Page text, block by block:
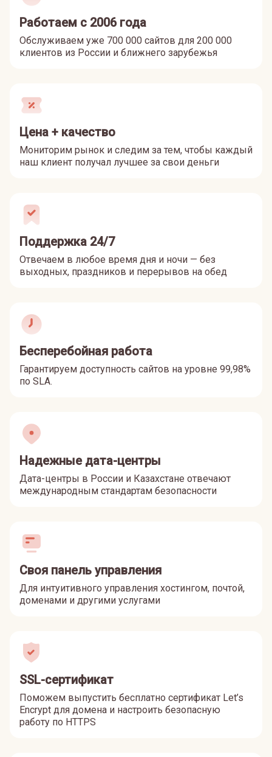
Работаем с 2006 года
Обслуживаем уже 700 000 сайтов для 200 000
клиентов из России и ближнего зарубежья
Цена + качество
Мониторим рынок и следим за тем, чтобы каждый
наш клиент получал лучшее за свои деньги
Поддержка 24/7
Отвечаем в любое время дня и ночи — без
выходных, праздников и перерывов на обед
Бесперебойная работа
Гарантируем доступность сайтов на уровне 99,98%
по SLA.
Надежные дата-центры
Дата-центры в России и Казахстане отвечают
международным стандартам безопасности
Своя панель управления
Для интуитивного управления хостингом, почтой,
доменами и другими услугами
SSL-сертификат
Поможем выпустить бесплатно сертификат Let’s
Encrypt для домена и настроить безопасную
работу по HTTPS